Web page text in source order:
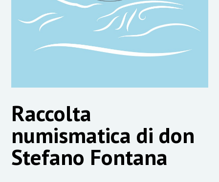
Raccolta
numismatica di don
Stefano Fontana